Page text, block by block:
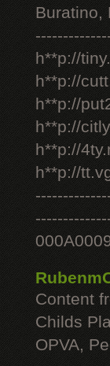
Buratino,
h**p://
h**p://
h**p://
h**p://
h**p://
h**p://
Content
Childs
OPVA,